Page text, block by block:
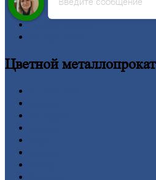
Труба
Цветнойметаллопрокат